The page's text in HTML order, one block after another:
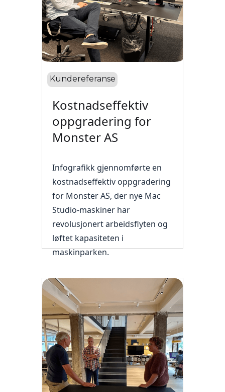
Kundereferanse
Kostnadseffektiv
oppgradering for
Monster AS
Infografikk gjennomførte en
kostnadseffektiv oppgradering
for Monster AS, der nye Mac
Studio-maskiner har
revolusjonert arbeidsflyten og
løftet kapasiteten i
maskinparken.